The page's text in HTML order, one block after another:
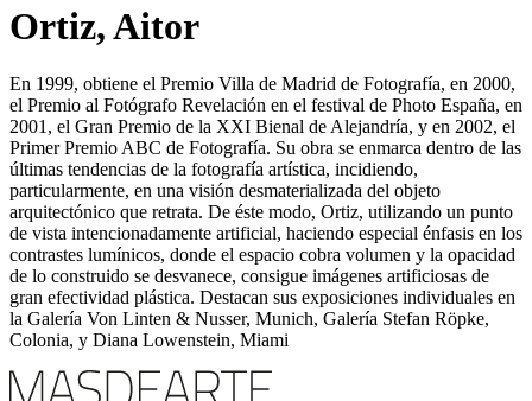
Ortiz, Aitor
En 1999, obtiene el Premio Villa de Madrid de Fotografía, en 2000,
el Premio al Fotógrafo Revelación en el festival de Photo España, en
2001, el Gran Premio de la XXI Bienal de Alejandría, y en 2002, el
Primer Premio ABC de Fotografía. Su obra se enmarca dentro de las
últimas tendencias de la fotografía artística, incidiendo,
particularmente, en una visión desmaterializada del objeto
arquitectónico que retrata. De éste modo, Ortiz, utilizando un punto
de vista intencionadamente artificial, haciendo especial énfasis en los
contrastes lumínicos, donde el espacio cobra volumen y la opacidad
de lo construido se desvanece, consigue imágenes artificiosas de
gran efectividad plástica. Destacan sus exposiciones individuales en
la Galería Von Linten & Nusser, Munich, Galería Stefan Röpke,
Colonia, y Diana Lowenstein, Miami